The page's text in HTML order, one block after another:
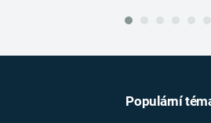
Populární